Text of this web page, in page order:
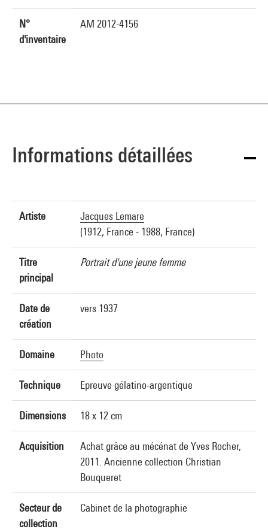
N°
d'inventaire
AM 2012-4156
Informations détaillées
Artiste
Jacques Lemare
(1912, France - 1988, France)
Titre
principal
Portrait d'une jeune femme
Date de
création
vers 1937
Domaine Photo
Technique Epreuve gélatino-argentique
Dimensions 18 x 12 cm
Acquisition
Achat grâce au mécénat de Yves Rocher,
2011. Ancienne collection Christian
Bouqueret
Secteur de
collection
Cabinet de la photographie